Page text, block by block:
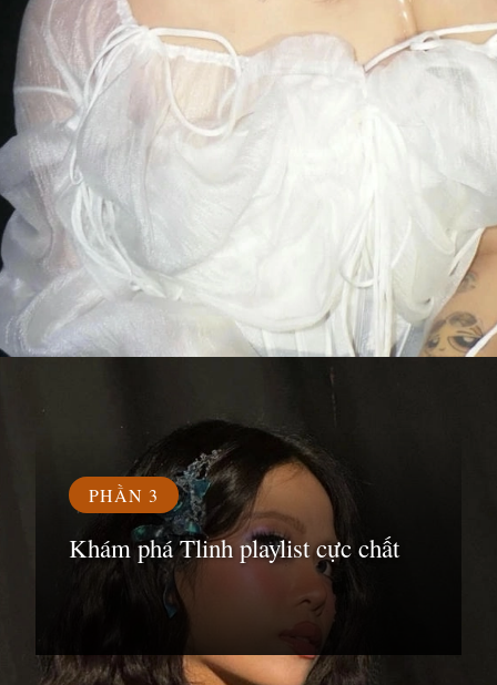
PHẦN 3
Khám phá Tlinh playlist cực chất